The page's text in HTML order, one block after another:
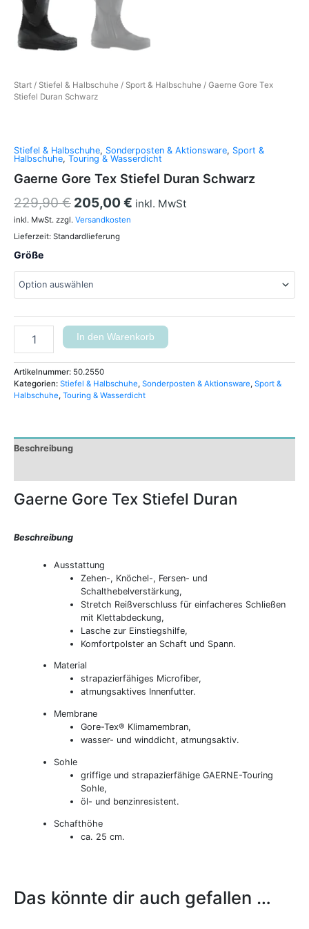
Start / Stiefel & Halbschuhe / Sport & Halbschuhe / Gaerne Gore Tex
Stiefel Duran Schwarz
Stiefel & Halbschuhe, Sonderposten & Aktionsware, Sport &
Halbschuhe, Touring & Wasserdicht
Gaerne Gore Tex Stiefel Duran Schwarz
229,90€ 205,00€ inkl. MwSt
inkl. MwSt. zzgl. Versandkosten
Lieferzeit: Standardlieferung
Größe
In den Warenkorb
Artikelnummer: 50.2550
Kategorien: Stiefel & Halbschuhe, Sonderposten & Aktionsware, Sport &
Halbschuhe, Touring & Wasserdicht
Beschreibung
Gaerne Gore Tex Stiefel Duran
Beschreibung
Ausstattung
Zehen-, Knöchel-, Fersen- und
Schalthebelverstärkung,
Stretch Reißverschluss für einfacheres Schließen
mit Klettabdeckung,
Lasche zur Einstiegshilfe,
Komfortpolster an Schaft und Spann.
Material
strapazierfähiges Microfiber,
atmungsaktives Innenfutter.
Membrane
Gore-Tex® Klimamembran,
wasser- und winddicht, atmungsaktiv.
Sohle
griffige und strapazierfähige GAERNE-Touring
Sohle,
öl- und benzinresistent.
Schafthöhe
ca. 25 cm.
Das könnte dir auch gefallen …